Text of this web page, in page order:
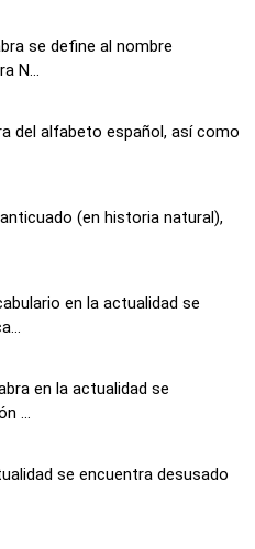
se define al nombre
N...
del alfabeto español, así como
(en historia natural),
en la actualidad se
en la actualidad se
...
se encuentra desusado